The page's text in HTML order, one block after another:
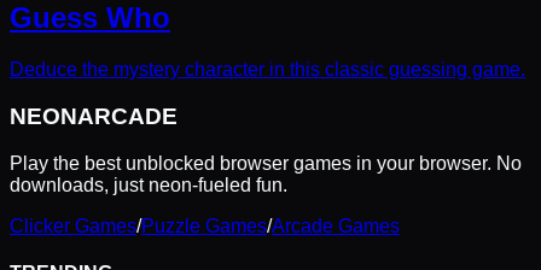
Guess Who
Deduce the mystery character in this classic guessing game.
NEONARCADE
Play the best unblocked browser games in your browser. No
downloads, just neon-fueled fun.
Clicker Games/Puzzle Games/Arcade Games